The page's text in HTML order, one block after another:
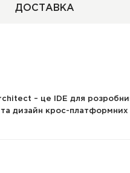
ДОСТАВКА
– це IDE для
дизайн крос-платформних